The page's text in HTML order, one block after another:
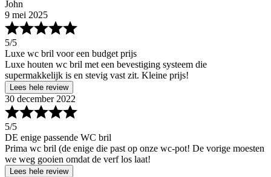
John
9 mei 2025
5/5
Luxe wc bril voor een budget prijs
Luxe houten wc bril met een bevestiging systeem die
supermakkelijk is en stevig vast zit. Kleine prijs!
Lees hele review
30 december 2022
5/5
DE enige passende WC bril
Prima wc bril (de enige die past op onze wc-pot! De vorige moesten
we weg gooien omdat de verf los laat!
Lees hele review